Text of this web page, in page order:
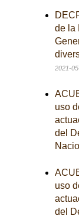
de la
2021-
uso
del
uso
del